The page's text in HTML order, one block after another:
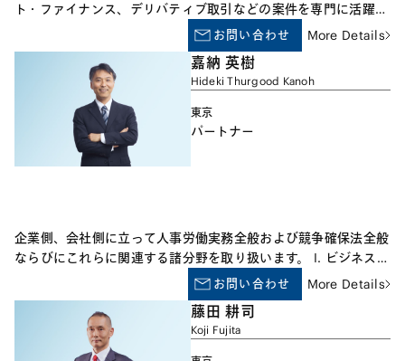
ト・ファイナンス、デリバティブ取引などの案件を専門に活躍し
ています。海外の法律専門誌によりバンキング、キャピタル・マ
ーケッツ、不動産取引の分野においてトップクラスの弁護士と評
価されています。国内外の法規制を考慮したクロス・ボーダー取
引や、複雑な金融取引案件において実務経験を積んでいます。ま
た国際的な案件でしばしば海外のカウンセルと協働しており、主
要な金融・資本市場の動向にも精通しています。 また、弁護士
会において国際関係の職務を経験し、国境を超えたリーガル・サ
ービス、マネーローンダリング規制など司法制度の国際的側面に
お問い合わせ More Details
嘉納 英樹
Hideki Thurgood Kanoh
東京
パートナー
企業側、会社側に立って人事労働実務全般および競争確保法全般
ならびにこれらに関連する諸分野を取り扱います。 I. ビジネスと
人権、人権デューデリジェンス、企業・会社を500年継続させる
ための制度構築・教育 II. 団体的労使関係 対労働組合団体交渉、
ストライキ等の争議行為、ビラ配り等の情報宣伝活動への対処な
退職金制度の構築、賃金削減関係、時間外労働手当不払への対
お問い合わせ More Details
藤田 耕司
Koji Fujita